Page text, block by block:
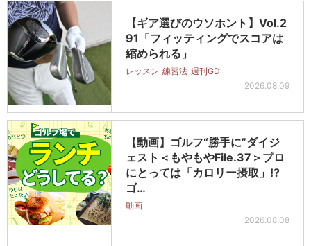
【ギア選びのウソホント】Vol.2
91「フィッティングでスコアは
縮められる」
レッスン 練習法 週刊GD
2026.08.09
【動画】ゴルフ“勝手に”ダイジ
ェスト＜もやもやFile.37＞プロ
にとっては「カロリー摂取」!?
ゴ…
動画
2026.08.08